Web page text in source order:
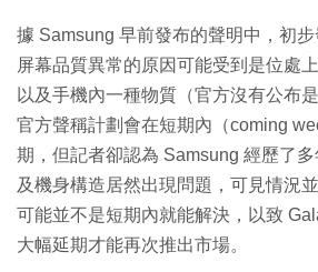
據 Samsung 早前發布的聲明中，初
屏幕品質異常的原因可能受到是位處
以及手機內一種物質（官方沒有公布
官方聲稱計劃會在短期內（coming
期，但記者卻認為 Samsung 經歷了
及機身構造居然出現問題，可見情況
可能並不是短期內就能解決，以致
大幅延期才能再次推出市場。